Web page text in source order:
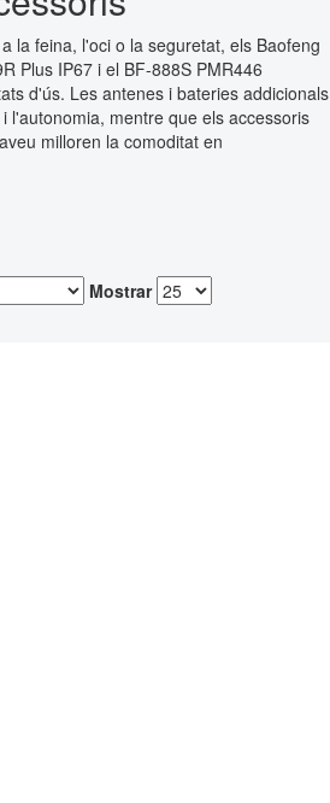
la feina, l'oci o la seguretat, els Baofeng
Plus IP67 i el BF-888S PMR446
d'ús. Les antenes i bateries addicionals
l'autonomia, mentre que els accessoris
milloren la comoditat en
Mostrar